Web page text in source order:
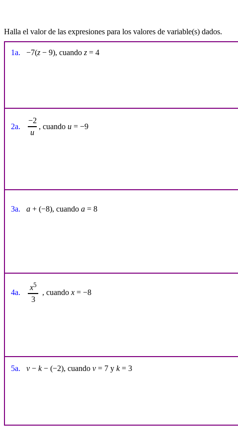
Halla el valor de las expresiones para los valores de variable(s) dados.
1a. −7(z − 9), cuando z = 4
2a.
−2
u
, cuando u = −9
3a. a + (−8), cuando a = 8
4a.
x5
3
, cuando x = −8
5a. v − k− (−2), cuando v = 7 y k= 3